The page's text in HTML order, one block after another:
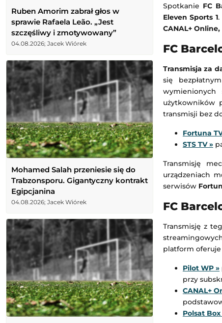
Ruben Amorim zabrał głos w
sprawie Rafaela Leão. „Jest
szczęśliwy i zmotywowany”
04.08.2026; Jacek Wiórek
Mohamed Salah przeniesie się do
Trabzonsporu. Gigantyczny kontrakt
Egipcjanina
04.08.2026; Jacek Wiórek
Spotkanie FC
Eleven Sports 1.
CANAL+
FC
Transmisja za
się
wymienionych
użytkowników
transmisji bez
Fortuna
STS TV»
Transmisję
urządzeniach
serwisów
FC
Transmisję z
platform
Pilot WP »
przy
CANAL+
Polsat Box